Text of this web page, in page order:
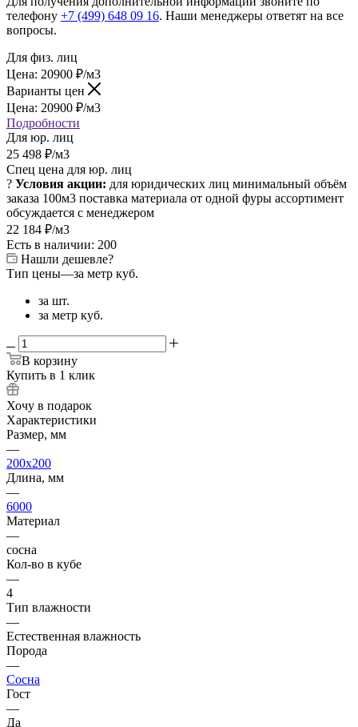
телефону +7 (499) 648 09 16. Наши менеджеры ответят на все
вопросы.
Для физ. лиц
Цена: 20900 ₽/м3
Варианты цен
Цена: 20900 ₽/м3
Подробности
Для юр. лиц
25 498 ₽/м3
Спец цена для юр. лиц
? Условия акции: для юридических лиц минимальный объём
заказа 100м3 поставка материала от одной фуры ассортимент
обсуждается с менеджером
22 184 ₽/м3
Есть в наличии: 200
Нашли дешевле?
Тип цены—за метр куб.
за шт.
за метр куб.
В корзину
Купить в 1 клик
Хочу в подарок
Характеристики
Размер, мм
—
200x200
Длина, мм
—
6000
Материал
—
сосна
Кол-во в кубе
—
4
Тип влажности
—
Естественная влажность
Порода
—
Сосна
Гост
—
Да